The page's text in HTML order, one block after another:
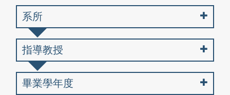
系所
指導教授
畢業學年度